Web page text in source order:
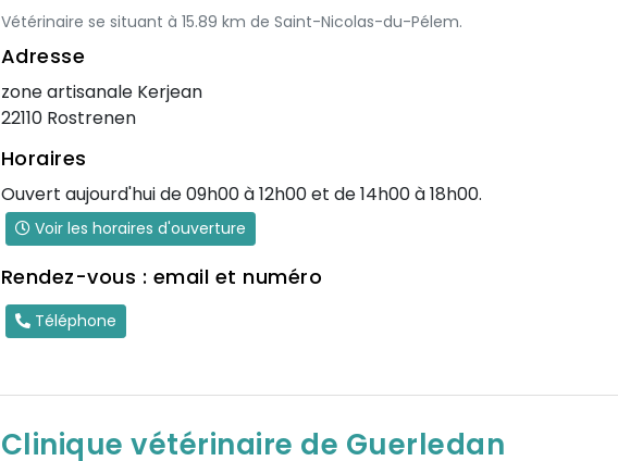
Vétérinaire se situant à 15.89 km de Saint-Nicolas-du-Pélem.
Adresse
zone artisanale Kerjean
22110 Rostrenen
Horaires
Ouvert aujourd'hui de 09h00 à 12h00 et de 14h00 à 18h00.
Voir les horaires d'ouverture
Rendez-vous : email et numéro
Téléphone
Clinique vétérinaire de Guerledan